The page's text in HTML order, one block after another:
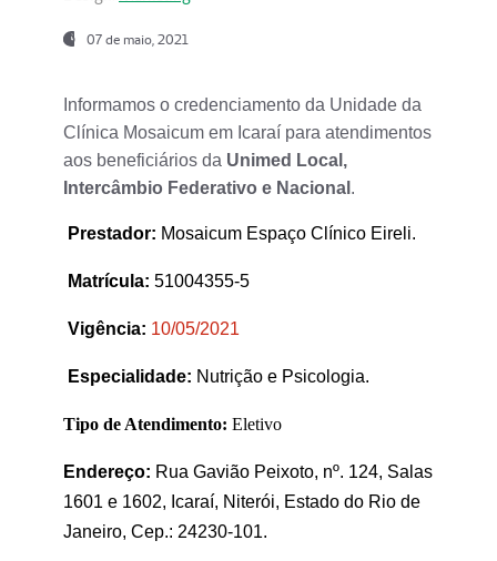
07 de maio, 2021
Informamos o credenciamento da Unidade da
Clínica Mosaicum em Icaraí para atendimentos
aos beneficiários da Unimed Local,
Intercâmbio Federativo e Nacional .
Prestador: Mosaicum Espaço Clínico Eireli.
Matrícula: 51004355-5
Vigência: 10/05/2021
Especialidade: Nutrição e Psicologia.
Tipo de Atendimento: Eletivo
Endereço: Rua Gavião Peixoto, nº. 124, Salas
1601 e 1602, Icaraí, Niterói, Estado do Rio de
Janeiro, Cep.: 24230-101.